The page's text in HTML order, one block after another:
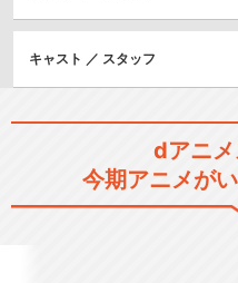
シリーズ／関連のアニメ作品
キャスト ／ スタッフ
dアニ
今期アニメが